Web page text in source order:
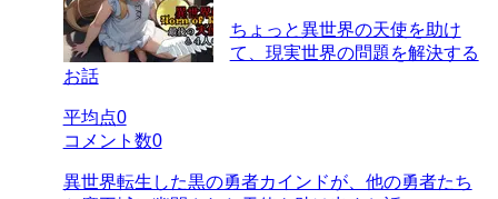
ちょっと異世界の天使を助け
て、現実世界の問題を解決する
お話
平均点0
コメント数0
異世界転生した黒の勇者カインドが、他の勇者たち